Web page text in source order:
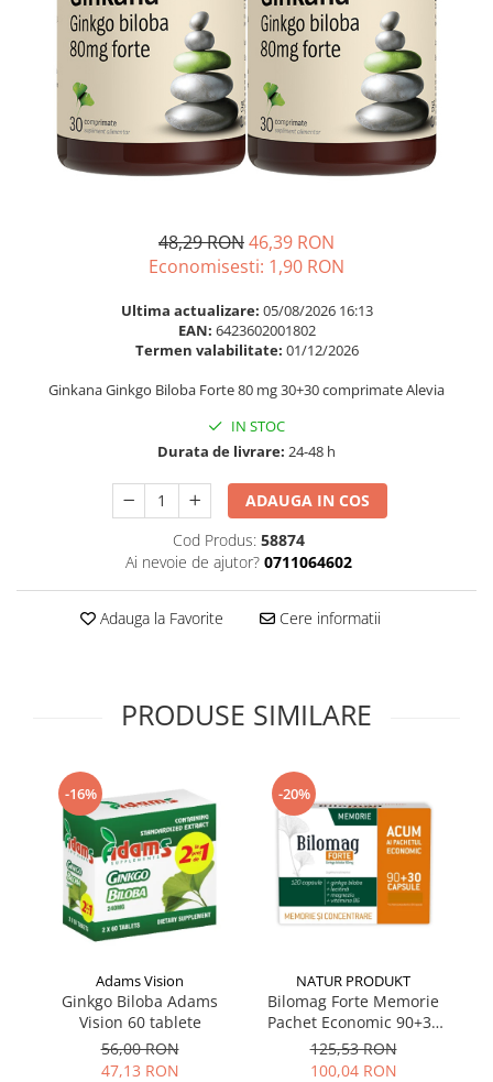
Omega 3
Par si unghii
Probiotice si prebiotice
Prostata
Sanatate urinara
Slabire si control greutate
Somn stres si anxietate
Supliment Calciu
Supliment Complexe
Supliment Vitamina B
Supliment Vitamina C
Supliment Vitamina D3
Supliment Vitamina E
Tincturi si Gemoderivate
Ingrijire par
Balsam masca si tratament
Produse cu SPF Pentru Fata
Repelenti insecte
48,29 RON46,39 RON
Economisesti: 1,90 RON
Ultima actualizare: 05/08/2026 16:13
EAN: 6423602001802
Termen valabilitate: 01/12/2026
Ginkana Ginkgo Biloba Forte 80 mg 30+30 comprimate Alevia
IN STOC
Durata de livrare: 24-48 h
ADAUGA IN COS
Cod Produs: 58874
Ai nevoie de ajutor? 0711064602
Adauga la Favorite Cere informatii
PRODUSE SIMILARE
-16%
Adams Vision
Ginkgo Biloba Adams
Vision 60 tablete
56,00 RON
47,13 RON
-20%
NATUR PRODUKT
Bilomag Forte Memorie
Pachet Economic 90+30
capsule NATUR PRODUKT
125,53 RON
100,04 RON